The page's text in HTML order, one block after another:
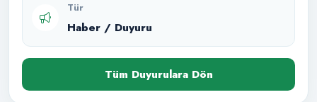
Tür
Haber / Duyuru
Tüm Duyurulara Dön